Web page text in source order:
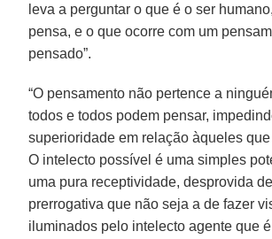
leva a perguntar o que é o ser
pensa, e o que ocorre com um
pensado”.
“O pensamento não pertence a
todos e todos podem pensar,
superioridade em relação àqueles
O intelecto possível é uma simples
uma pura receptividade, desprovida
prerrogativa que não seja a de fazer
iluminados pelo intelecto agente que